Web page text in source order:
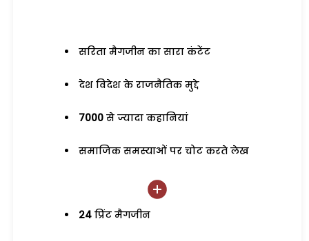
सरिता मैगजीन का सारा कंटेंट
देश विदेश के राजनैतिक मुद्दे
7000 से ज्यादा कहानियां
समाजिक समस्याओं पर चोट करते लेख
24 प्रिंट मैगजीन